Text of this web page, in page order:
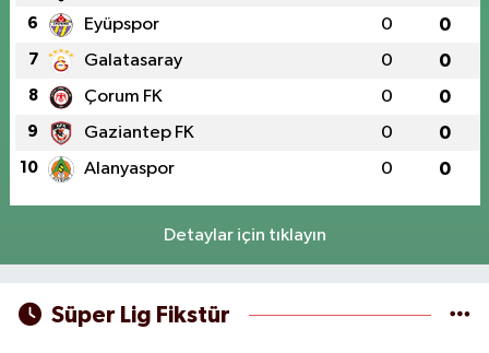
6 Eyüpspor 0 0
7 Galatasaray 0 0
8 Çorum FK 0 0
9 Gaziantep FK 0 0
10 Alanyaspor 0 0
Detaylar için tıklayın
Süper Lig Fikstür